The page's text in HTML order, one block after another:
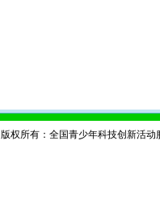
版权所有：全国青少年科技创新活